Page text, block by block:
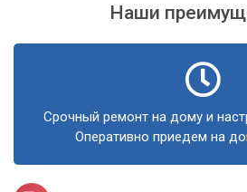
Наши
Срочный ремонт на дому и
Оперативно приедем на